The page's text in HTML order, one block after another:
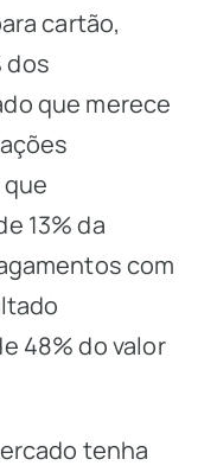
cartão,
dos
que merece
que
13% da
com
48% do valor
tenha